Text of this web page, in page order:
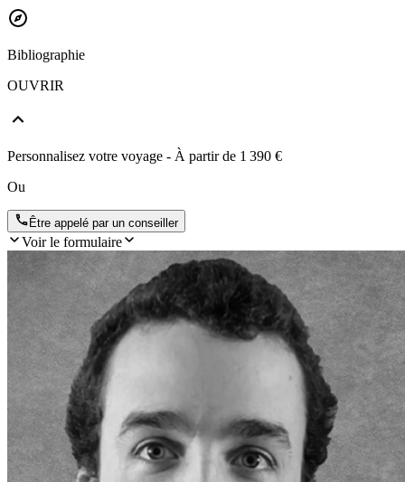
Bibliographie
OUVRIR
Personnalisez votre voyage - À partir de 1 390 €
Ou
Être appelé par un conseiller
Voir le formulaire